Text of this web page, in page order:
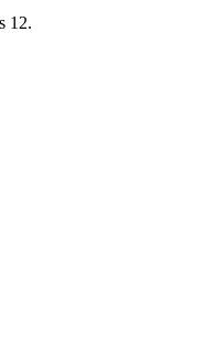
12.